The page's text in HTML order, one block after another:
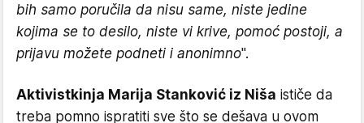
bih samo poručila da nisu same, niste jedine
kojima se to desilo, niste vi krive, pomoć postoji, a
prijavu možete podneti i anonimno".
Aktivistkinja Marija Stanković iz Niša ističe da
treba pomno ispratiti sve što se dešava u ovom